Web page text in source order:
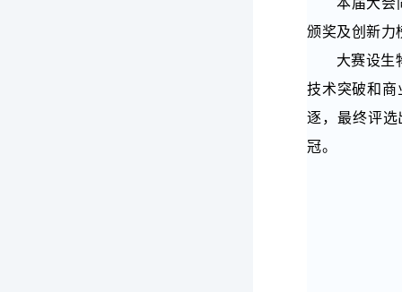
颁奖及创新力
大赛设生
技术突破和
逐，最终评
冠。